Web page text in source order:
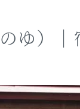
ゆ）